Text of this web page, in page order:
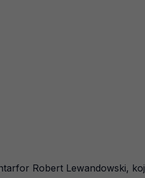
Robert Lewandowski,